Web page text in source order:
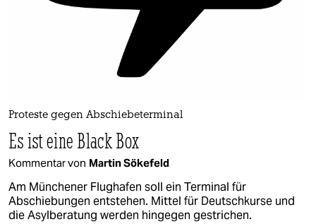
Proteste gegen Abschiebeterminal
Es ist eine Black Box
Kommentar von Martin Sökefeld
Am Münchener Flughafen soll ein Terminal für
Abschiebungen entstehen. Mittel für Deutschkurse und
die Asylberatung werden hingegen gestrichen.